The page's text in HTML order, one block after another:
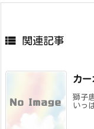
 関連記事
カ
獅子
いっ